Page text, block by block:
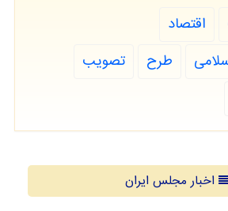
اقتصاد
طرح
تصویب
اخبار مجلس ایران